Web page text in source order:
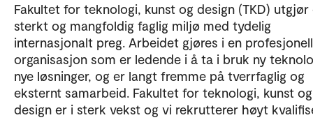
Fakultet for teknologi, kunst og design (TKD) utgjør
sterkt og mangfoldig faglig miljø med tydelig
internasjonalt preg. Arbeidet gjøres i en profesjonell
organisasjon som er ledende i å ta i bruk ny
nye løsninger, og er langt fremme på tverrfaglig og
eksternt samarbeid. Fakultet for teknologi, kunst og
design er i sterk vekst og vi rekrutterer høyt